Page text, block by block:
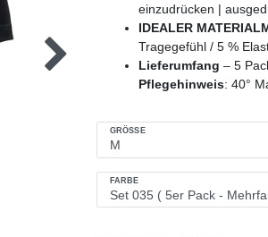
einzudrücken |
IDEALER
Tragegefühl / 5 %
Lieferumfang – 5
Pflegehinweis: 40°
GRÖSSE
FARBE